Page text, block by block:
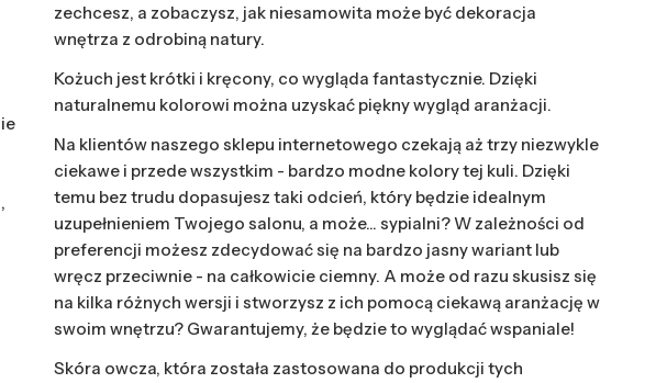
zechcesz, a zobaczysz, jak niesamowita może być dekoracja
wnętrza z odrobiną natury.
Kożuch jest krótki i kręcony, co wygląda fantastycznie. Dzięki
naturalnemu kolorowi można uzyskać piękny wygląd aranżacji.
Na klientów naszego sklepu internetowego czekają aż trzy niezwykle
ciekawe i przede wszystkim - bardzo modne kolory tej kuli. Dzięki
temu bez trudu dopasujesz taki odcień, który będzie idealnym
uzupełnieniem Twojego salonu, a może... sypialni? W zależności od
preferencji możesz zdecydować się na bardzo jasny wariant lub
wręcz przeciwnie - na całkowicie ciemny. A może od razu skusisz się
na kilka różnych wersji i stworzysz z ich pomocą ciekawą aranżację w
swoim wnętrzu? Gwarantujemy, że będzie to wyglądać wspaniale!
Skóra owcza, która została zastosowana do produkcji tych